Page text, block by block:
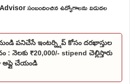
సంబందించిన ఉద్యోగాలను విడుదల
పనిచేసే ఇంటర్న్షిప్ కోసం దరఖాస్తుల
: నెలకు ₹20,000/- stipend చెల్లిస్తారు
చేయండి